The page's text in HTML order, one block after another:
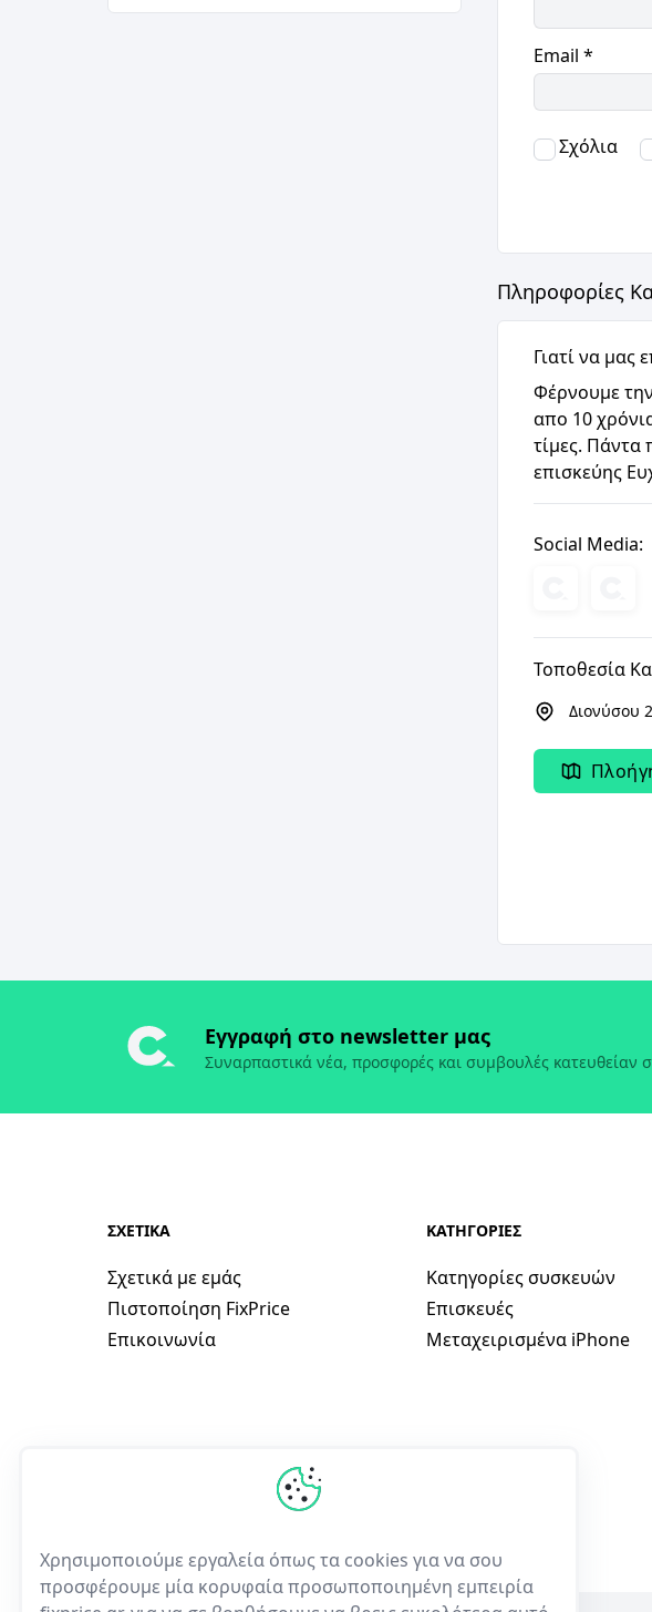
Email *
Σχόλια
Πληροφορίες
Γιατί να μας
Φέρνουμε
απο 10
τίμες.
επισκεύης
Social Media:
Τοποθεσία
Διονύσου
Εγγραφή στο newsletter μας
Συναρπαστικά νέα, προσφορές και συμβουλές κατευθείαν
ΣΧΕΤΙΚΑ
Σχετικά με εμάς
Πιστοποίηση FixPrice
Επικοινωνία
ΚΑΤΗΓΟΡΙΕΣ
Κατηγορίες συσκευών
Επισκευές
Μεταχειρισμένα iPhone
Χρησιμοποιούμε εργαλεία όπως τα cookies για να σου
προσφέρουμε μία κορυφαία προσωποποιημένη εμπειρία